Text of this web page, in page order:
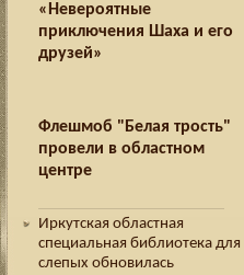
«Невероятные
приключения Шаха и его
друзей»
Флешмоб "Белая трость"
провели в областном
центре
Иркутская областная
специальная библиотека для
слепых обновилась